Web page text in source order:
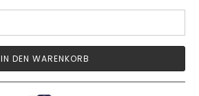
IN DEN WARENKORB